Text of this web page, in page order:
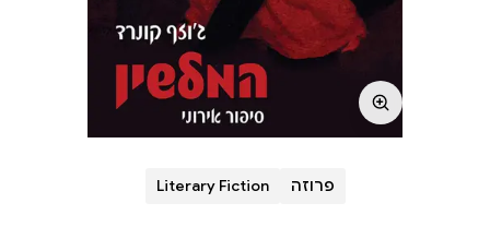
פרוזה Literary Fiction